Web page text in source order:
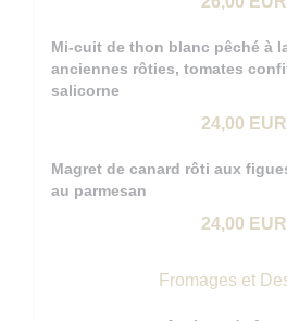
Mi-cuit de thon blanc pêché à
anciennes rôties, tomates
salicorne
24,00 EUR
Magret de canard rôti aux
au parmesan
24,00 EUR
Fromages et